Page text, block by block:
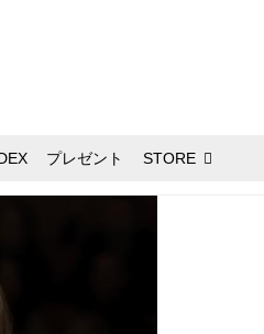
プレゼント STORE